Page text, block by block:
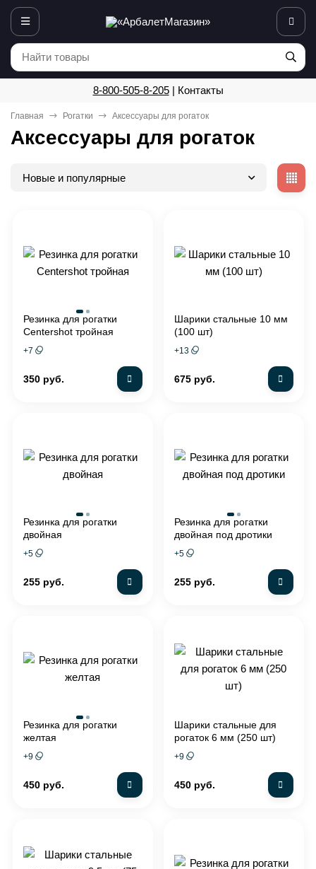
8-800-505-8-205| Контакты
Главная Рогатки Аксессуары для рогаток
Аксессуары для рогаток
Новые и популярные
Резинка для рогатки
Centershot тройная
+7
350 руб.
Шарики стальные 10 мм
(100 шт)
+13
675 руб.
Резинка для рогатки
двойная
+5
255 руб.
Резинка для рогатки
двойная под дротики
+5
255 руб.
Резинка для рогатки
желтая
+9
450 руб.
Шарики стальные для
рогаток 6 мм (250 шт)
+9
450 руб.